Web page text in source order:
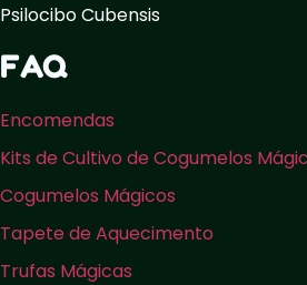
Psilocibo Cubensis
FAQ
Encomendas
Kits de Cultivo de Cogumelos
Cogumelos Mágicos
Tapete de Aquecimento
Trufas Mágicas